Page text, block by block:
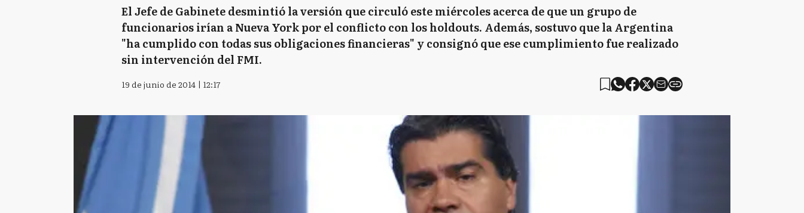
El Jefe de Gabinete desmintió la versión que circuló este miércoles acerca de que un grupo de
funcionarios irían a Nueva York por el conflicto con los holdouts. Además, sostuvo que la Argentina
"ha cumplido con todas sus obligaciones financieras" y consignó que ese cumplimiento fue realizado
sin intervención del FMI.
19 de junio de 2014 | 12:17